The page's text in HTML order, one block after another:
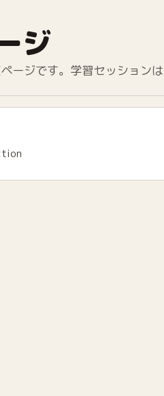
ジ
ージです。学習セッション